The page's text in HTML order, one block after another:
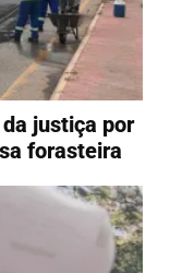
justiça por
forasteira